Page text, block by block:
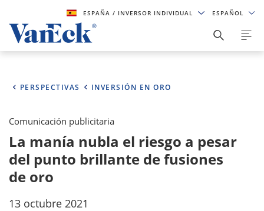
ESPAÑA/ INVERSOR INDIVIDUAL ESPAÑOL
PERSPECTIVAS INVERSIÓN EN ORO
Comunicación publicitaria
La manía nubla el riesgo a pesar
del punto brillante de fusiones
de oro
13 octubre 2021